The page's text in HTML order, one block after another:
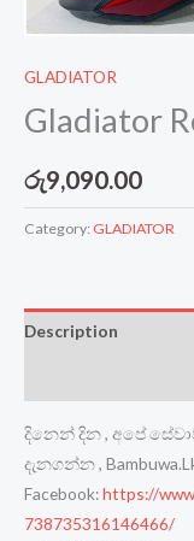
GLADIATOR
Gladiator
රු9,090.00
Category: GLADIATOR
Description
දිනෙන් දින , අපේ
දැනගන්න ,
Facebook:https://
738735316146466/